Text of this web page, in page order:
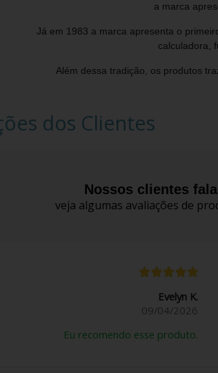
a marca
Já em 1983 a marca apresenta o
calculadora,
Além dessa tradição, os produtos
dos Clientes
Nossos clientes
veja algumas avaliações de
Evelyn K.
09/04/2026
Eu recomendo esse produto.